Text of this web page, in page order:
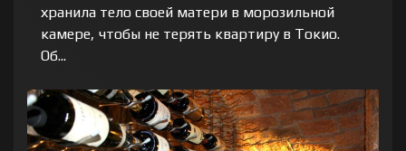
хранила тело своей матери в морозильной
камере, чтобы не терять квартиру в Токио.
Об...